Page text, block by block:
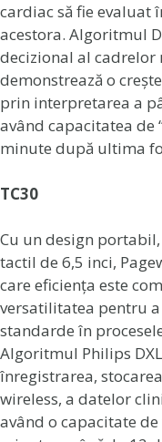
cardiac să fie evaluat
acestora. Algoritmul
decizional al
demonstrează o
prin interpretarea a
având capacitatea de
minute după ultima
TC30
Cu un design
tactil de 6,5 inci,
care eficiența este
versatilitatea pentru
standarde în
Algoritmul Philips
înregistrarea,
wireless, a datelor
având o capacitate